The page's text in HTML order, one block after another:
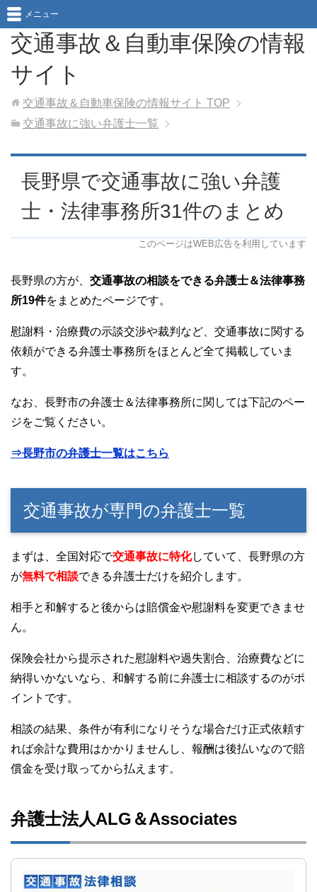
交通事故＆自動車保険の情報
サイト
メニュー
交通事故＆自動車保険の情報サイト TOP
交通事故に強い弁護士一覧
長野県で交通事故に強い弁護
士・法律事務所31件のまとめ
このページはWEB広告を利用しています
長野県の方が、 交通事故の相談をできる弁護士＆法律事務
所19件をまとめたページです。
慰謝料・治療費の示談交渉や裁判など、交通事故に関する
依頼ができる弁護士事務所をほとんど全て掲載していま
す。
なお、長野市の弁護士＆法律事務所に関しては下記のペー
ジをご覧ください。
⇒長野市の弁護士一覧はこちら
交通事故が専門の弁護士一覧
まずは、全国対応で交通事故に特化していて、長野県の方
が無料で相談できる弁護士だけを紹介します。
相手と和解すると後からは賠償金や慰謝料を変更できませ
ん。
保険会社から提示された慰謝料や過失割合、治療費などに
納得いかないなら、和解する前に弁護士に相談するのがポ
イントです。
相談の結果、条件が有利になりそうな場合だけ正式依頼す
れば余計な費用はかかりませんし、報酬は後払いなので賠
償金を受け取ってから払えます。
弁護士法人ALG＆Associates